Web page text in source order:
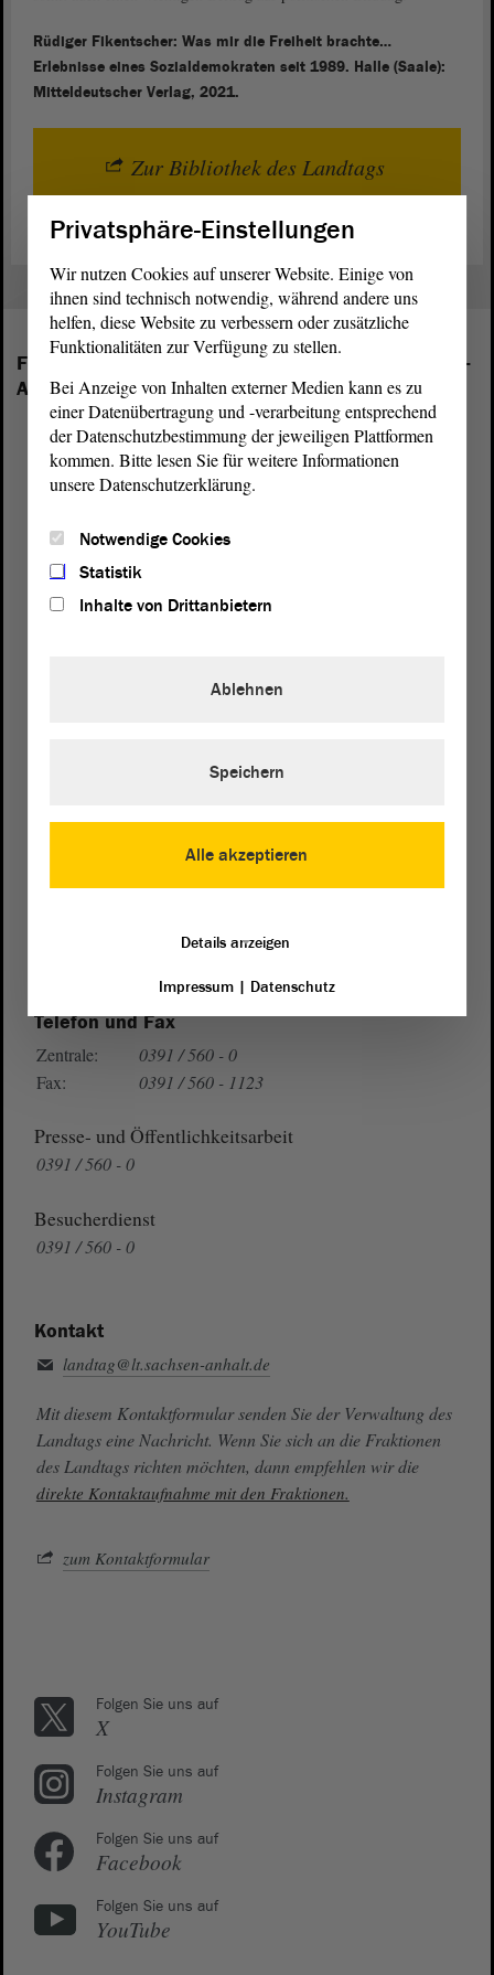
Rüdiger Fikentscher: Was mir die Freiheit brachte…
Erlebnisse eines Sozialdemokraten seit 1989. Halle (Saale):
Mitteldeutscher Verlag, 2021.
Zur Bibliothek des Landtags
Folgende Fraktionen sind im Landtag von Sachsen-
Anhalt vertreten:
Telefon und Fax
Zentrale:
0391 / 560 - 0
Fax:
0391 / 560 - 1123
Presse- und Öffentlichkeitsarbeit
0391 / 560 - 0
Besucherdienst
0391 / 560 - 0
Kontakt
landtag@lt.sachsen-anhalt.de
Mit diesem Kontaktformular senden Sie der Verwaltung des
Landtags eine Nachricht. Wenn Sie sich an die Fraktionen
des Landtags richten möchten, dann empfehlen wir die
direkte Kontaktaufnahme mit den Fraktionen.
zum Kontaktformular
Folgen Sie uns auf
X
Folgen Sie uns auf
Instagram
Folgen Sie uns auf
Facebook
Folgen Sie uns auf
YouTube
Privatsphäre-Einstellungen
Wir nutzen Cookies auf unserer Website. Einige von
ihnen sind technisch notwendig, während andere uns
helfen, diese Website zu verbessern oder zusätzliche
Funktionalitäten zur Verfügung zu stellen.
Bei Anzeige von Inhalten externer Medien kann es zu
einer Datenübertragung und -verarbeitung entsprechend
der Datenschutzbestimmung der jeweiligen Plattformen
kommen. Bitte lesen Sie für weitere Informationen
unsere Datenschutzerklärung.
Notwendige Cookies
Statistik
Inhalte von Drittanbietern
Alle akzeptieren
Ablehnen
Speichern
Details anzeigen
Impressum| Datenschutz